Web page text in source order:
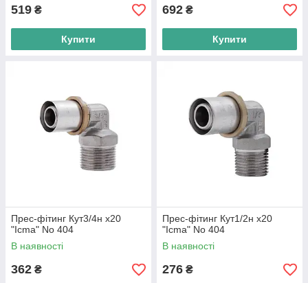
519 ₴
Купити
692 ₴
Купити
Прес-фітинг Кут3/4н х20
"Icma" No 404
В наявності
362 ₴
Прес-фітинг Кут1/2н х20
"Icma" No 404
В наявності
276 ₴